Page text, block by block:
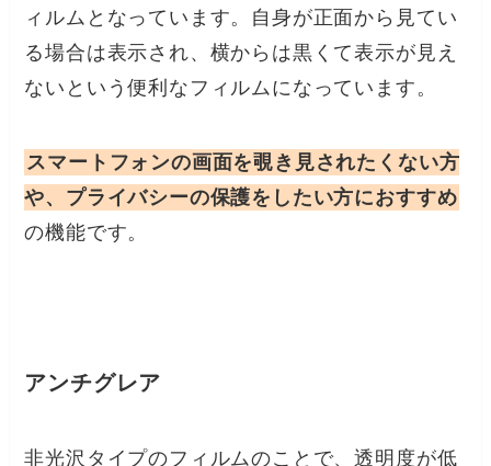
ィルムとなっています。自身が正面から見てい
る場合は表示され、横からは黒くて表示が見え
ないという便利なフィルムになっています。
スマートフォンの画面を覗き見されたくない方
や、プライバシーの保護をしたい方におすすめ
の機能です。
アンチグレア
非光沢タイプのフィルムのことで、透明度が低